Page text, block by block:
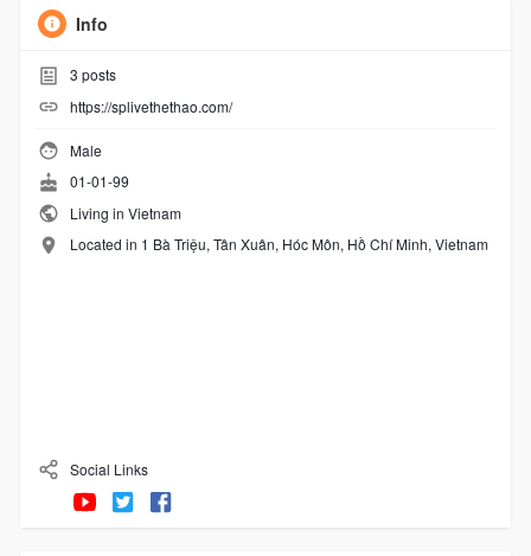
Info
3 posts
https://splivethethao.com/
Male
01-01-99
Living in Vietnam
Located in 1 Bà Triệu, Tân Xuân, Hóc Môn, Hồ Chí Minh, Vietnam
Social Links